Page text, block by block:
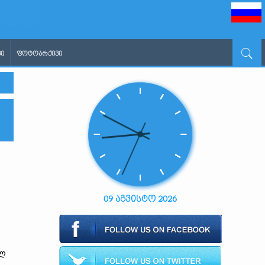
ᲤᲝᲢᲝᲐᲠᲥᲘᲕᲘ
09 აგვისტო 2026